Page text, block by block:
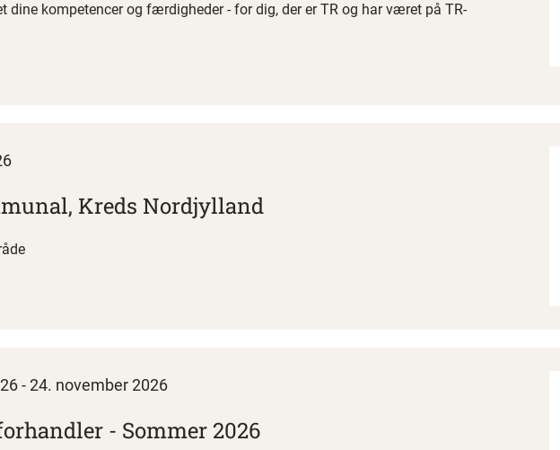
dine kompetencer og færdigheder - for dig, der er TR og har været på TR-
Kreds Nordjylland
- 24. november 2026
- Sommer 2026